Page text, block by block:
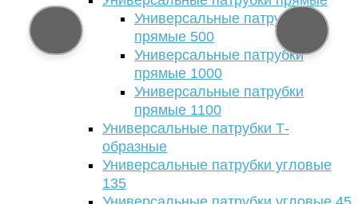
Универсальные патрубки
прямые 500
Универсальные патрубки
прямые 1000
Универсальные патрубки
прямые 1100
Универсальные патрубки Т-
образные
Универсальные патрубки угловые
135